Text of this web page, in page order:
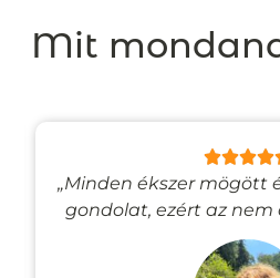
Mit
„Minden ékszer mögött
gondolat, ezért az nem